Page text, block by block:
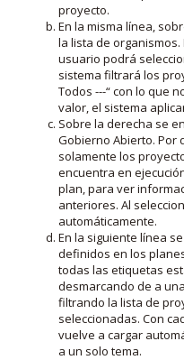
proyecto.
En la misma línea,
la lista de
usuario podrá
sistema filtrará los
Todos ---“ con lo que
valor, el sistema
Sobre la derecha se
Gobierno Abierto. Por
solamente los
encuentra en
plan, para ver
anteriores. Al
automáticamente.
En la siguiente línea
definidos en los
todas las etiquetas
desmarcando de a
filtrando la lista de
seleccionadas. Con
vuelve a cargar
a un solo tema.